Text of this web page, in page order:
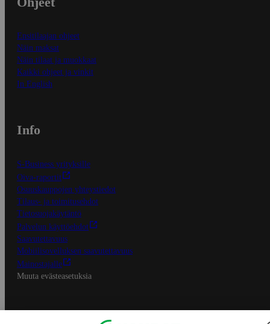
Ensitilaajan ohjeet
Näin maksat
Näin tilaat ja muokkaat
Kaikki ohjeet ja vinkit
In English
Info
S-Business yrityksille
Oiva-raportit
Osuuskauppojen yhteystiedot
Tilaus- ja toimitusehdot
Tietosuojakäytäntö
Palvelun käyttöehdot
Saavutettavuus
Mobiilisovelluksen saavutettavuus
Mainostajalle
Muuta evästeasetuksia